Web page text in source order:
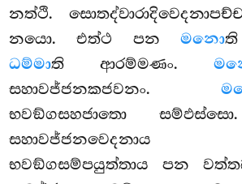
නත්ථි.
නයො. එත්ථ පන මනොති
ධම්මාති ආරම්මණං.
සහාවජ්ජනකජවනං.
භවඞ්ගසහජාතො
සහාවජ්ජනවෙදනාය
භවඞ්ගසම්පයුත්තාය පන